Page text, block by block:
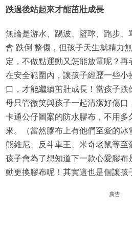
跌過後站起來才能茁壯成長
無論是游水、踢波、籃球、跑步、
會 跌倒 整傷，但孩子天生就精力
定，不做點運動又怎能放電呢？再
在安全範圍內，讓孩子經歷一些小
口，才能繼續茁壯成長！當孩子跌
母只管微笑與孩子一起清潔好傷口
卡通公仔圖案的防水膠布，不用多
來。（當然膠布上有他們至愛的冰
熊維尼、反斗車王、米奇老鼠等至
孩子會為了想知道下一款心愛膠布
動更換膠布呢！其實這也是個讓孩
廣告